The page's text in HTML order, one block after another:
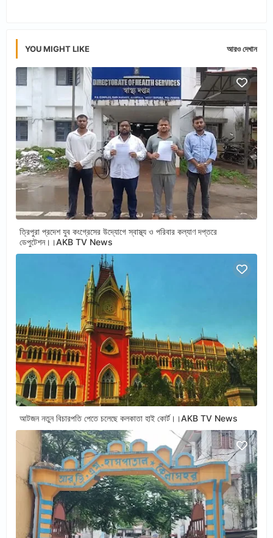
YOU MIGHT LIKE আরও দেখান
ত্রিপুরা প্রদেশ যুব কংগ্রেসের উদ্যোগে স্বাস্থ্য ও পরিবার কল্যাণ দপ্তরে
ডেপুটেশন।।AKB TV News
আটজন নতুন বিচারপতি পেতে চলেছে কলকাতা হাই কোর্ট।।AKB TV News